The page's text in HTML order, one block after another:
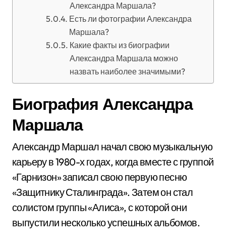
Александра Маршала?
Есть ли фотографии Александра
Маршала?
Какие факты из биографии
Александра Маршала можно
назвать наиболее значимыми?
Биография Александра
Маршала
Александр Маршал начал свою музыкальную
карьеру в 1980-х годах, когда вместе с группой
«Гарнизон» записал свою первую песню
«Защитнику Сталинграда». Затем он стал
солистом группы «Алиса», с которой они
выпустили несколько успешных альбомов.